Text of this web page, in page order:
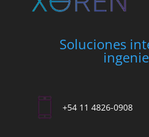
Soluciones
+54 11 4826-0908